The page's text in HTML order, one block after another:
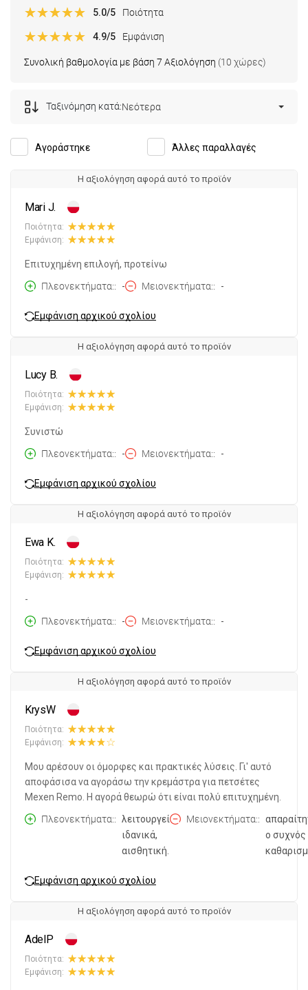
Συνολική βαθμολογία με βάση 7 Αξιολόγηση (10 χώρες)
5.0/5 Ποιότητα
4.9/5 Εμφάνιση
Αγοράστηκε Άλλες παραλλαγές
Ταξινόμηση κατά:Νεότερα
Η αξιολόγηση αφορά αυτό το προϊόν
Mari J.
Ποιότητα:
Εμφάνιση:
Επιτυχημένη επιλογή, προτείνω
Πλεονεκτήματα:
- Μειονεκτήματα: -
Εμφάνιση αρχικού σχολίου
Η αξιολόγηση αφορά αυτό το προϊόν
Lucy B.
Ποιότητα:
Εμφάνιση:
Συνιστώ
Πλεονεκτήματα:
- Μειονεκτήματα: -
Εμφάνιση αρχικού σχολίου
Η αξιολόγηση αφορά αυτό το προϊόν
Ewa K.
Ποιότητα:
Εμφάνιση:
-
Πλεονεκτήματα:
- Μειονεκτήματα: -
Εμφάνιση αρχικού σχολίου
Η αξιολόγηση αφορά αυτό το προϊόν
KrysW
Ποιότητα:
Εμφάνιση:
Μου αρέσουν οι όμορφες και πρακτικές λύσεις. Γι' αυτό
αποφάσισα να αγοράσω την κρεμάστρα για πετσέτες
Mexen Remo. Η αγορά θεωρώ ότι είναι πολύ επιτυχημένη.
Πλεονεκτήματα:
λειτουργεί
ιδανικά,
αισθητική.
Μειονεκτήματα:
ο συχνός
Εμφάνιση αρχικού σχολίου
Η αξιολόγηση αφορά αυτό το προϊόν
AdelP
Ποιότητα:
Εμφάνιση: